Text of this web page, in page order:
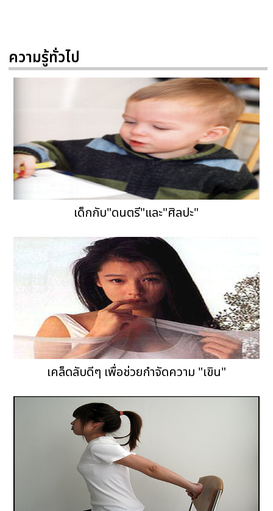
ความรู้ทั่วไป
เด็กกับ"ดนตรี"และ"ศิลปะ"
เคล็ดลับดีๆ เพื่อช่วยกำจัดความ "เขิน"